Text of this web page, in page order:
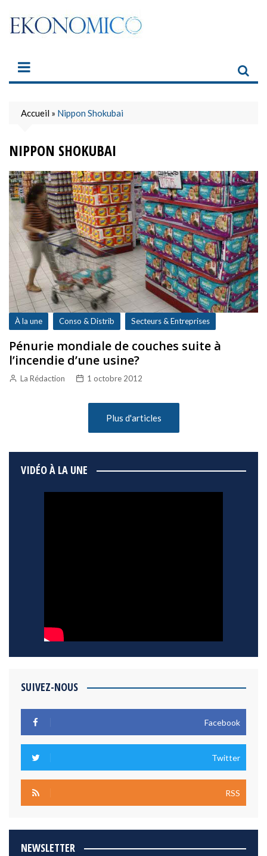
content
Accueil » Nippon Shokubai
NIPPON SHOKUBAI
À la une Conso & Distrib Secteurs & Entreprises
Pénurie mondiale de couches suite à
l’incendie d’une usine?
La Rédaction 1 octobre 2012
Plus d'articles
VIDÉO À LA UNE
SUIVEZ-NOUS
Facebook
Twitter
RSS
NEWSLETTER